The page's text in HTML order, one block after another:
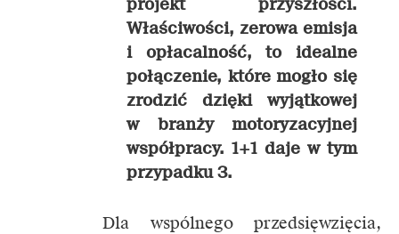
projekt przyszłości.
Właściwości, zerowa emisja
i opłacalność, to idealne
połączenie, które mogło się
zrodzić dzięki wyjątkowej
w branży motoryzacyjnej
współpracy. 1+1 daje w tym
przypadku 3.
Dla wspólnego przedsięwzięcia,